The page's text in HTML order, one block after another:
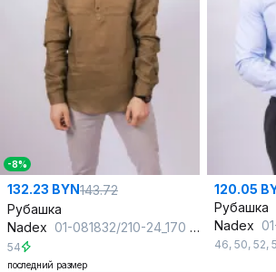
-8%
132.23 BYN143.72
Рубашка
Nadex 01-081832/210-24_170 темно-зеленый
54
последний размер
120.05
Рубашка
Nadex
46, 50, 52,